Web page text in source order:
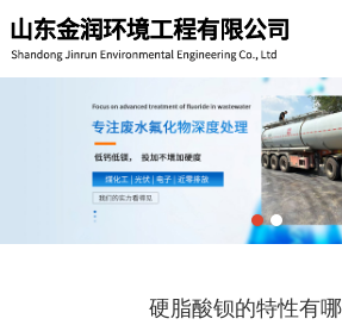
公司介绍 产品展示 新闻动态 留言反馈
硬脂酸钡的特性有哪